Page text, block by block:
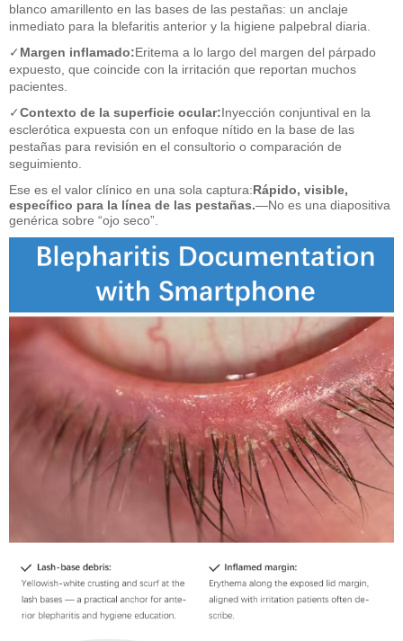
blanco amarillento en las bases de las pestañas: un anclaje
inmediato para la blefaritis anterior y la higiene palpebral diaria.
✓ Margen inflamado:Eritema a lo largo del margen del párpado
expuesto, que coincide con la irritación que reportan muchos
pacientes.
✓Contexto de la superficie ocular:Inyección conjuntival en la
esclerótica expuesta con un enfoque nítido en la base de las
pestañas para revisión en el consultorio o comparación de
seguimiento.
Ese es el valor clínico en una sola captura:Rápido, visible,
específico para la línea de las pestañas.—No es una diapositiva
genérica sobre “ojo seco”.